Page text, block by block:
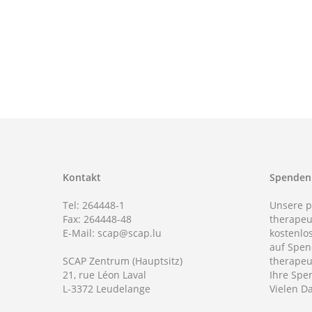
Kontakt
Tel: 264448-1
Fax: 264448-48
E-Mail: scap@scap.lu
SCAP Zentrum (Hauptsitz)
21, rue Léon Laval
L-3372 Leudelange
Spenden
Unsere
auf
Ihre
Vielen